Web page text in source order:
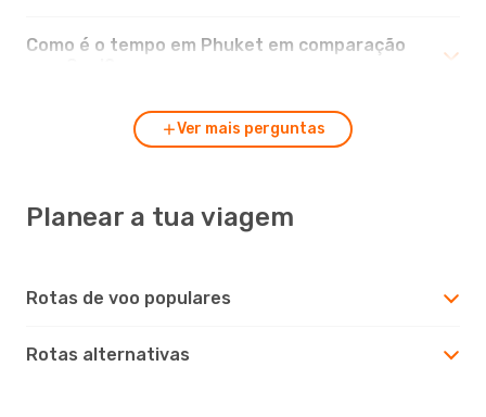
Como é o tempo em Phuket em comparação
Ver mais perguntas
Planear a tua viagem
Rotas de voo populares
Rotas alternativas